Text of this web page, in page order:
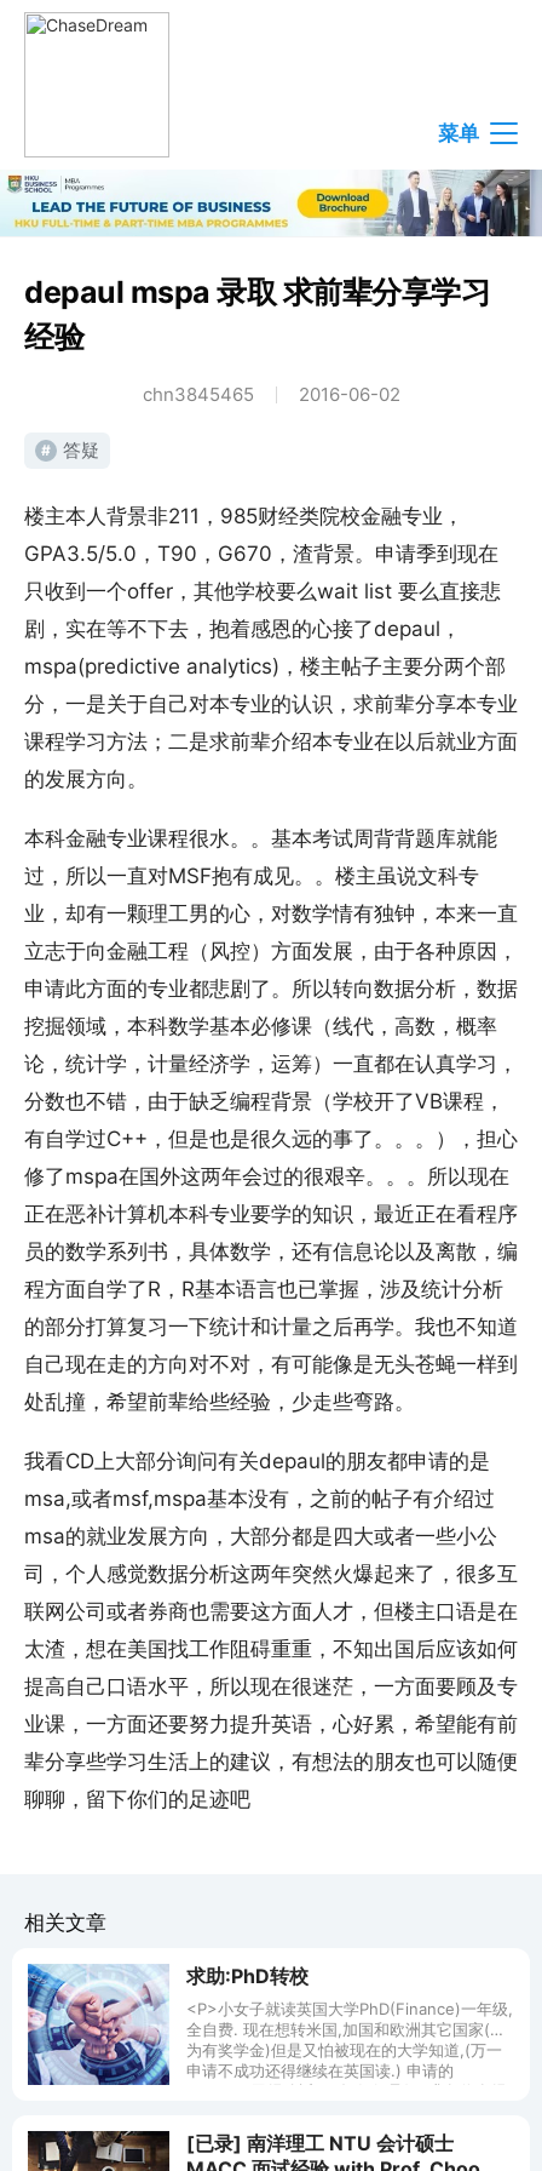
菜单
depaul mspa 录取 求前辈分享学习
经验
chn3845465 2016-06-02
# 答疑
楼主本人背景非211，985财经类院校金融专业，
GPA3.5/5.0，T90，G670，渣背景。申请季到现在
只收到一个offer，其他学校要么wait list 要么直接悲
剧，实在等不下去，抱着感恩的心接了depaul，
mspa(predictive analytics)，楼主帖子主要分两个部
分，一是关于自己对本专业的认识，求前辈分享本专业
课程学习方法；二是求前辈介绍本专业在以后就业方面
的发展方向。
本科金融专业课程很水。。基本考试周背背题库就能
过，所以一直对MSF抱有成见。。楼主虽说文科专
业，却有一颗理工男的心，对数学情有独钟，本来一直
立志于向金融工程（风控）方面发展，由于各种原因，
申请此方面的专业都悲剧了。所以转向数据分析，数据
挖掘领域，本科数学基本必修课（线代，高数，概率
论，统计学，计量经济学，运筹）一直都在认真学习，
分数也不错，由于缺乏编程背景（学校开了VB课程，
有自学过C++，但是也是很久远的事了。。。），担心
修了mspa在国外这两年会过的很艰辛。。。所以现在
正在恶补计算机本科专业要学的知识，最近正在看程序
员的数学系列书，具体数学，还有信息论以及离散，编
程方面自学了R，R基本语言也已掌握，涉及统计分析
的部分打算复习一下统计和计量之后再学。我也不知道
自己现在走的方向对不对，有可能像是无头苍蝇一样到
处乱撞，希望前辈给些经验，少走些弯路。
我看CD上大部分询问有关depaul的朋友都申请的是
msa,或者msf,mspa基本没有，之前的帖子有介绍过
msa的就业发展方向，大部分都是四大或者一些小公
司，个人感觉数据分析这两年突然火爆起来了，很多互
联网公司或者券商也需要这方面人才，但楼主口语是在
太渣，想在美国找工作阻碍重重，不知出国后应该如何
提高自己口语水平，所以现在很迷茫，一方面要顾及专
业课，一方面还要努力提升英语，心好累，希望能有前
辈分享些学习生活上的建议，有想法的朋友也可以随便
聊聊，留下你们的足迹吧
相关文章
求助:PhD转校
<P>小女子就读英国大学PhD(Finance)一年级,
全自费. 现在想转米国,加国和欧洲其它国家(因
为有奖学金)但是又怕被现在的大学知道,(万一
申请不成功还得继续在英国读.) 申请的
Deadline已经迫近, 不知任何是好, 求各位有经
[已录] 南洋理工 NTU 会计硕士